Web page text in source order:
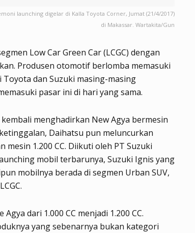
launching digelar di Kalla Toyota Corner, Jumat (21/4/2017)
di Makassar. Wartakita/Gun
Low Car Green Car (LCGC) dengan
Produsen otomotif berlomba memasuki
dan Suzuki masing-masing
pasar ini di hari yang sama.
menghadirkan New Agya bermesin
ketinggalan, Daihatsu pun meluncurkan
1.200 CC. Diikuti oleh PT Suzuki
mobil terbarunya, Suzuki Ignis yang
mobilnya berada di segmen Urban SUV,
dari 1.000 CC menjadi 1.200 CC.
yang sebenarnya bukan kategori